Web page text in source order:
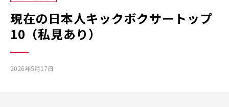
現在の日本人キックボクサートップ
10（私見あり）
2026年5月17日